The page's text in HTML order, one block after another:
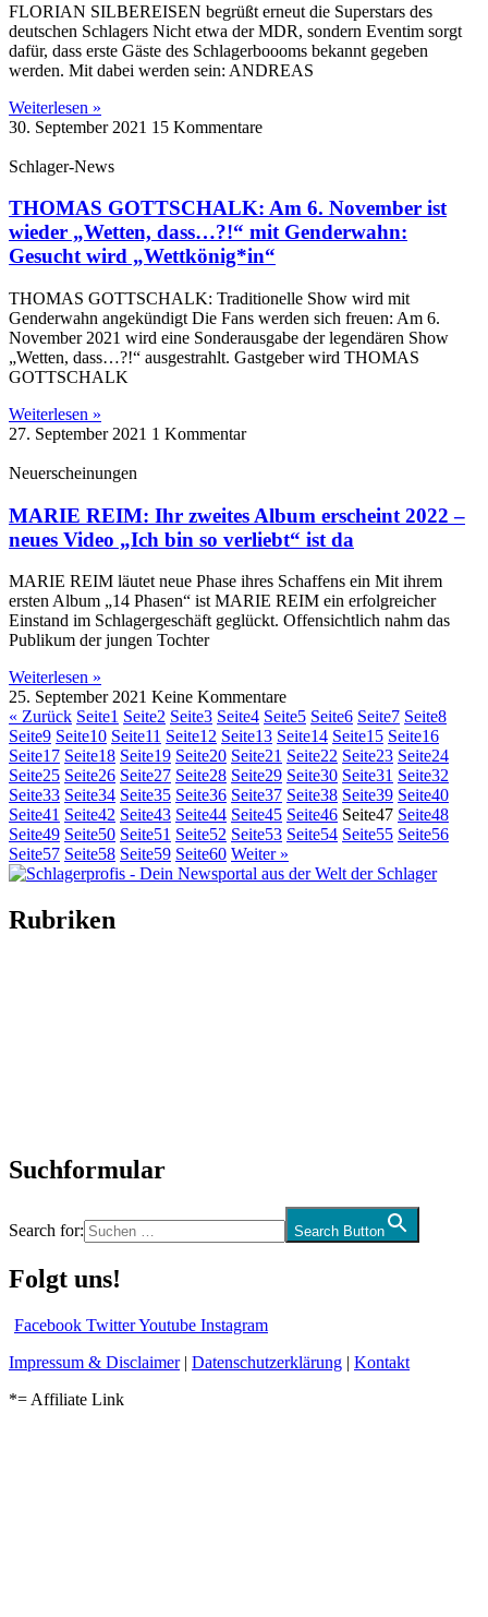
FLORIAN SILBEREISEN begrüßt erneut die Superstars des
deutschen Schlagers Nicht etwa der MDR, sondern Eventim sorgt
dafür, dass erste Gäste des Schlagerboooms bekannt gegeben
werden. Mit dabei werden sein: ANDREAS
Weiterlesen »
30. September 2021 15 Kommentare
Schlager-News
THOMAS GOTTSCHALK: Am 6. November ist
wieder „Wetten, dass…?!“ mit Genderwahn:
Gesucht wird „Wettkönig*in“
THOMAS GOTTSCHALK: Traditionelle Show wird mit
Genderwahn angekündigt Die Fans werden sich freuen: Am 6.
November 2021 wird eine Sonderausgabe der legendären Show
„Wetten, dass…?!“ ausgestrahlt. Gastgeber wird THOMAS
GOTTSCHALK
Weiterlesen »
27. September 2021 1 Kommentar
Neuerscheinungen
MARIE REIM: Ihr zweites Album erscheint 2022 –
neues Video „Ich bin so verliebt“ ist da
MARIE REIM läutet neue Phase ihres Schaffens ein Mit ihrem
ersten Album „14 Phasen“ ist MARIE REIM ein erfolgreicher
Einstand im Schlagergeschäft geglückt. Offensichtlich nahm das
Publikum der jungen Tochter
Weiterlesen »
25. September 2021 Keine Kommentare
« Zurück Seite1 Seite2 Seite3 Seite4 Seite5 Seite6 Seite7 Seite8
Seite9 Seite10 Seite11 Seite12 Seite13 Seite14 Seite15 Seite16
Seite17 Seite18 Seite19 Seite20 Seite21 Seite22 Seite23 Seite24
Seite25 Seite26 Seite27 Seite28 Seite29 Seite30 Seite31 Seite32
Seite33 Seite34 Seite35 Seite36 Seite37 Seite38 Seite39 Seite40
Seite41 Seite42 Seite43 Seite44 Seite45 Seite46 Seite47 Seite48
Seite49 Seite50 Seite51 Seite52 Seite53 Seite54 Seite55 Seite56
Seite57 Seite58 Seite59 Seite60 Weiter »
Rubriken
Suchformular
Search for: Search Button
Folgt uns!
Facebook TwitterYoutube Instagram
Impressum & Disclaimer| Datenschutzerklärung | Kontakt
*= Affiliate Link